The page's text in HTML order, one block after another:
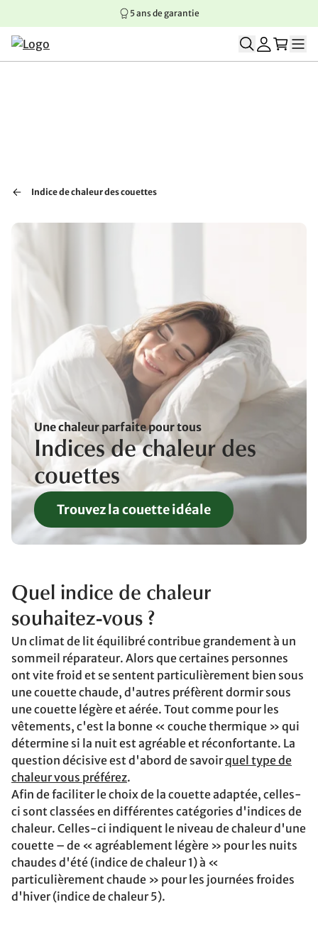
Aller au contenu principal
Aller à la navigation principale
Aller au pied de page
5 ans de garantie
Indice de chaleur des couettes
Une chaleur parfaite pour tous
Indices de chaleur des
couettes
Trouvez la couette idéale
Quel indice de chaleur
souhaitez-vous ?
Un climat de lit équilibré contribue grandement à un
sommeil réparateur. Alors que certaines personnes
ont vite froid et se sentent particulièrement bien sous
une couette chaude, d'autres préfèrent dormir sous
une couette légère et aérée. Tout comme pour les
vêtements, c'est la bonne « couche thermique » qui
détermine si la nuit est agréable et réconfortante. La
question décisive est d'abord de savoirquel type de
chaleur vous préférez.
Afin de faciliter le choix de la couette adaptée, celles-
ci sont classées en différentes catégories d'indices de
chaleur. Celles-ci indiquent le niveau de chaleur d'une
couette – de « agréablement légère » pour les nuits
chaudes d'été (indice de chaleur 1) à «
particulièrement chaude » pour les journées froides
d'hiver (indice de chaleur 5).